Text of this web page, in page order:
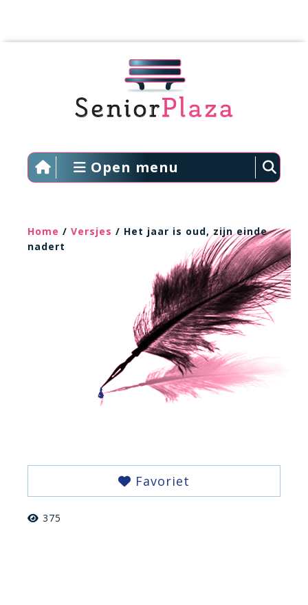
Open menu
Home / Versjes / Het jaar is oud, zijn einde
nadert
Favoriet
375